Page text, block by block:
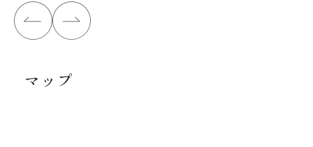
マップ